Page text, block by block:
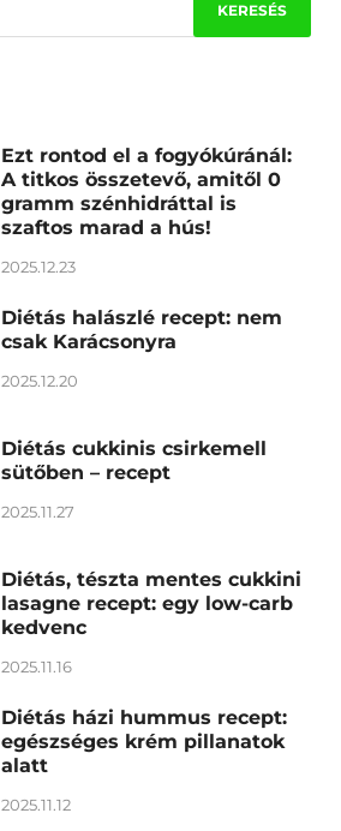
Ezt rontod el a fogyókúránál:
A titkos összetevő, amitől 0
gramm szénhidráttal is
szaftos marad a hús!
2025.12.23
Diétás halászlé recept: nem
csak Karácsonyra
2025.12.20
Diétás cukkinis csirkemell
sütőben – recept
2025.11.27
Diétás, tészta mentes cukkini
lasagne recept: egy low-carb
kedvenc
2025.11.16
Diétás házi hummus recept:
egészséges krém pillanatok
alatt
2025.11.12